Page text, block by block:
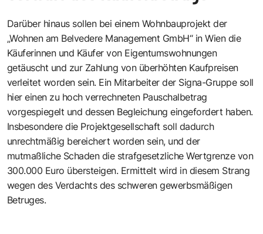
Darüber hinaus sollen bei einem Wohnbauprojekt der
„Wohnen am Belvedere Management GmbH“ in Wien die
Käuferinnen und Käufer von Eigentumswohnungen
getäuscht und zur Zahlung von überhöhten Kaufpreisen
verleitet worden sein. Ein Mitarbeiter der Signa-Gruppe soll
hier einen zu hoch verrechneten Pauschalbetrag
vorgespiegelt und dessen Begleichung eingefordert haben.
Insbesondere die Projektgesellschaft soll dadurch
unrechtmäßig bereichert worden sein, und der
mutmaßliche Schaden die strafgesetzliche Wertgrenze von
300.000 Euro übersteigen. Ermittelt wird in diesem Strang
wegen des Verdachts des schweren gewerbsmäßigen
Betruges.